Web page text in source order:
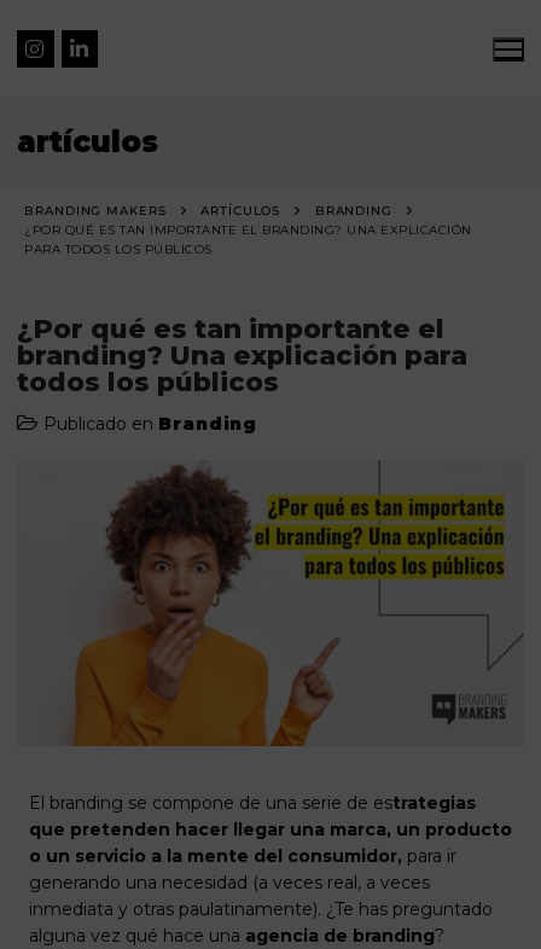
artículos
BRANDING MAKERS ARTÍCULOS
BRANDING
¿POR QUÉ ES TAN IMPORTANTE EL BRANDING? UNA EXPLICACIÓN
PARA TODOS LOS PÚBLICOS
¿Por qué es tan importante el
branding? Una explicación para
todos los públicos
Publicado en Branding
El branding se compone de una serie de estrategias
que pretenden hacer llegar una marca, un producto
o un servicio a la mente del consumidor, para ir
generando una necesidad (a veces real, a veces
inmediata y otras paulatinamente). ¿Te has preguntado
alguna vez qué hace una agencia de branding?